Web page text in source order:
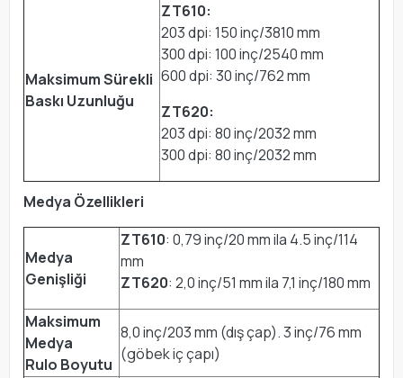
Maksimum Sürekli
Baskı Uzunluğu
ZT610:
203 dpi: 150 inç/3810 mm
300 dpi: 100 inç/2540 mm
600 dpi: 30 inç/762 mm
ZT620:
203 dpi: 80 inç/2032 mm
300 dpi: 80 inç/2032 mm
Medya Özellikleri
Medya
Genişliği
ZT610: 0,79 inç/20 mm ila 4.5 inç/114
mm
ZT620: 2,0 inç/51 mm ila 7,1 inç/180 mm
Maksimum
Medya
Rulo Boyutu
8,0 inç/203 mm (dış çap). 3 inç/76 mm
(göbek iç çapı)